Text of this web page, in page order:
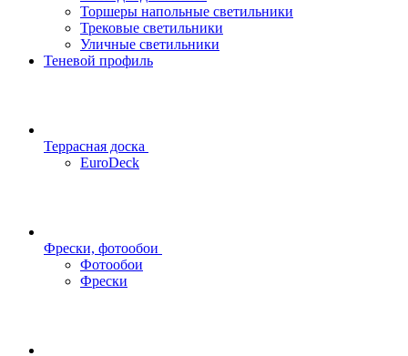
Торшеры напольные светильники
Трековые светильники
Уличные светильники
Теневой профиль
Террасная доска
EuroDeck
Фрески, фотообои
Фотообои
Фрески